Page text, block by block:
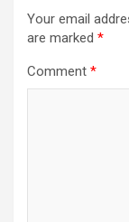
Your email
are marked *
Comment *